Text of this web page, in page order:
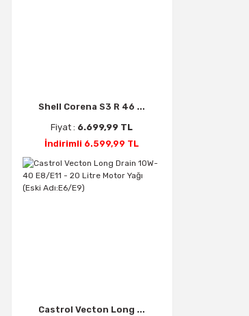
Shell Corena S3 R 46 ...
Fiyat : 6.699,99 TL
İndirimli 6.599,99 TL
Castrol Vecton Long ...